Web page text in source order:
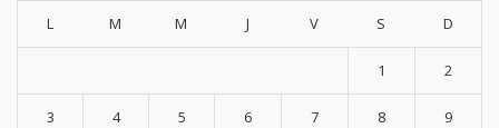
L M M J V S D
1 2
3 4 5 6 7 8 9